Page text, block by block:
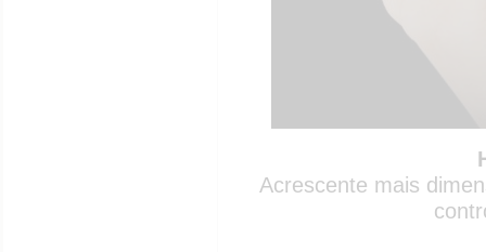
Acrescente mais